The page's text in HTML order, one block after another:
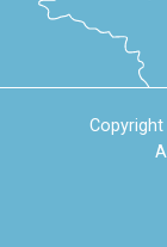
Copyright